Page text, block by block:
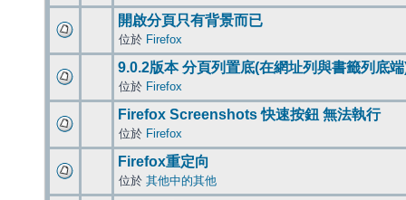
開啟分頁只有背景而已
位於 Firefox
9.0.2版本 分頁列置底(在網址列與書籤列底
位於 Firefox
Firefox Screenshots 快速按鈕 無法執行
位於 Firefox
Firefox重定向
位於 其他中的其他